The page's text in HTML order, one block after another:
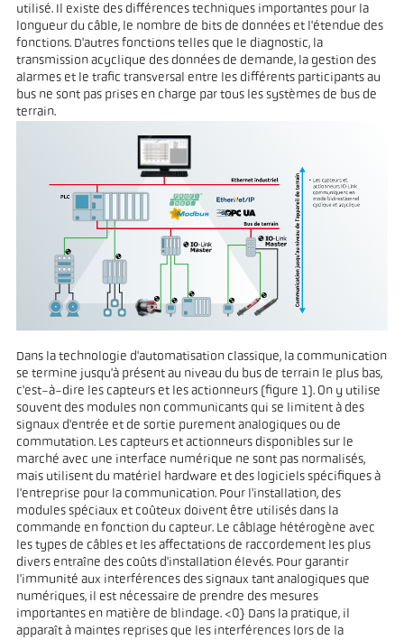
utilisé. Il existe des différences techniques importantes pour la
longueur du câble, le nombre de bits de données et l'étendue des
fonctions. D'autres fonctions telles que le diagnostic, la
transmission acyclique des données de demande, la gestion des
alarmes et le trafic transversal entre les différents participants au
bus ne sont pas prises en charge par tous les systèmes de bus de
terrain.
Dans la technologie d'automatisation classique, la communication
se termine jusqu'à présent au niveau du bus de terrain le plus bas,
c'est-à-dire les capteurs et les actionneurs (figure 1). On y utilise
souvent des modules non communicants qui se limitent à des
signaux d'entrée et de sortie purement analogiques ou de
commutation. Les capteurs et actionneurs disponibles sur le
marché avec une interface numérique ne sont pas normalisés,
mais utilisent du matériel hardware et des logiciels spécifiques à
l'entreprise pour la communication. Pour l'installation, des
modules spéciaux et coûteux doivent être utilisés dans la
commande en fonction du capteur. Le câblage hétérogène avec
les types de câbles et les affectations de raccordement les plus
divers entraîne des coûts d'installation élevés. Pour garantir
l'immunité aux interférences des signaux tant analogiques que
numériques, il est nécessaire de prendre des mesures
importantes en matière de blindage. <0} Dans la pratique, il
apparaît à maintes reprises que les interférences lors de la